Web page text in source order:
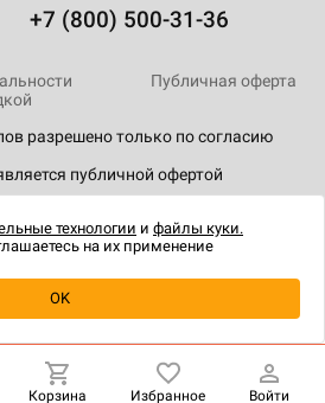
о наличии
+7 (800) 500-31-36
разрешено только по согласию
публичной офертой
Публичная оферта
Корзина Избранное Войти
технологии и файлы куки.
на их применение
OK